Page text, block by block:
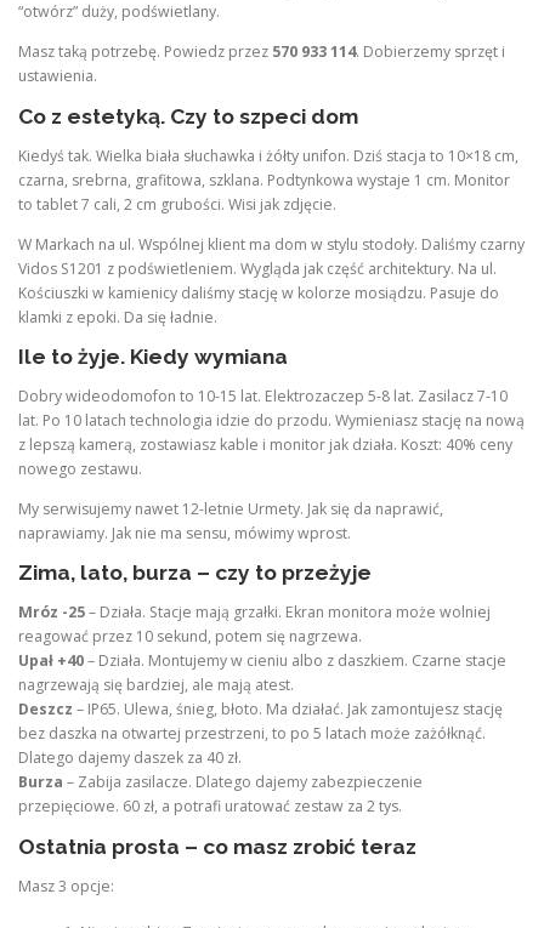
“otwórz” duży, podświetlany.
Masz taką potrzebę. Powiedz przez 570 933 114. Dobierzemy sprzęt i
ustawienia.
Co z estetyką. Czy to szpeci dom
Kiedyś tak. Wielka biała słuchawka i żółty unifon. Dziś stacja to 10×18 cm,
czarna, srebrna, grafitowa, szklana. Podtynkowa wystaje 1 cm. Monitor
to tablet 7 cali, 2 cm grubości. Wisi jak zdjęcie.
W Markach na ul. Wspólnej klient ma dom w stylu stodoły. Daliśmy czarny
Vidos S1201 z podświetleniem. Wygląda jak część architektury. Na ul.
Kościuszki w kamienicy daliśmy stację w kolorze mosiądzu. Pasuje do
klamki z epoki. Da się ładnie.
Ile to żyje. Kiedy wymiana
Dobry wideodomofon to 10-15 lat. Elektrozaczep 5-8 lat. Zasilacz 7-10
lat. Po 10 latach technologia idzie do przodu. Wymieniasz stację na nową
z lepszą kamerą, zostawiasz kable i monitor jak działa. Koszt: 40% ceny
nowego zestawu.
My serwisujemy nawet 12-letnie Urmety. Jak się da naprawić,
naprawiamy. Jak nie ma sensu, mówimy wprost.
Zima, lato, burza – czy to przeżyje
Mróz -25– Działa. Stacje mają grzałki. Ekran monitora może wolniej
reagować przez 10 sekund, potem się nagrzewa.
Upał +40– Działa. Montujemy w cieniu albo z daszkiem. Czarne stacje
nagrzewają się bardziej, ale mają atest.
Deszcz – IP65. Ulewa, śnieg, błoto. Ma działać. Jak zamontujesz stację
bez daszka na otwartej przestrzeni, to po 5 latach może zażółknąć.
Dlatego dajemy daszek za 40 zł.
Burza – Zabija zasilacze. Dlatego dajemy zabezpieczenie
przepięciowe. 60 zł, a potrafi uratować zestaw za 2 tys.
Ostatnia prosta – co masz zrobić teraz
Masz 3 opcje: